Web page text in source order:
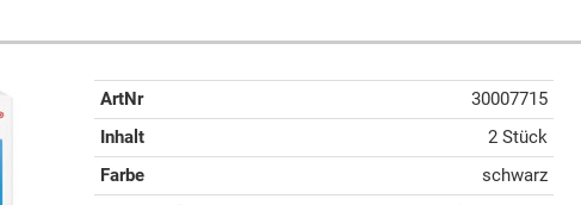
ArtNr
30007715
Inhalt
2 Stück
Farbe
schwarz